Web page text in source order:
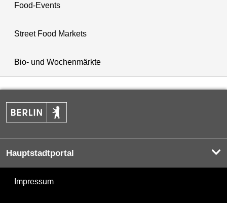
Food-Events
Street Food Markets
Bio- und Wochenmärkte
Hauptstadtportal
Impressum